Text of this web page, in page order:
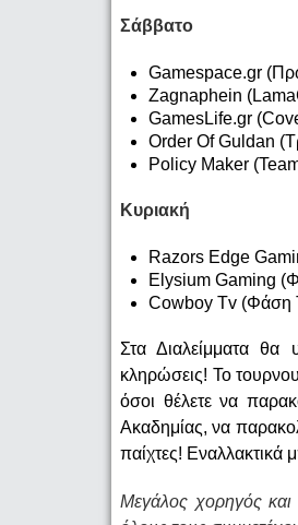
Σάββατο
Gamespace.gr
Zagnaphein
GamesLife.gr
Order Of Guldan
Policy Maker
Κυριακή
Razors Edge
Elysium Gaming
Cowboy Tv (Φάση
Στα Διαλείμματα θα
κληρώσεις! Το
όσοι θέλετε να
Ακαδημίας, να
παίχτες! Εναλλακτικά
Μεγάλος χορηγός